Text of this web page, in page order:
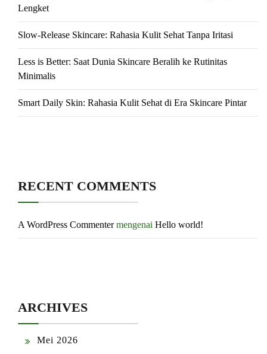
Lengket
Slow-Release Skincare: Rahasia Kulit Sehat Tanpa Iritasi
Less is Better: Saat Dunia Skincare Beralih ke Rutinitas
Minimalis
Smart Daily Skin: Rahasia Kulit Sehat di Era Skincare Pintar
RECENT COMMENTS
A WordPress Commentermengenai Hello world!
ARCHIVES
Mei 2026